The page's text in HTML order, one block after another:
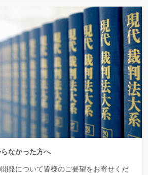
なかった方へ
発について皆様のご要望をお寄せくだ